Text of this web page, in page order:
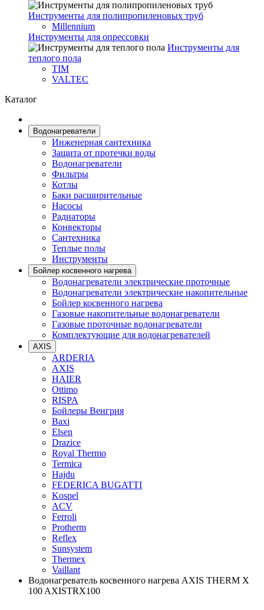
Инструменты для полипропиленовых труб
Millennium
Инструменты для опрессовки
Инструменты для
теплого пола
TIM
VALTEC
Каталог
Водонагреватели
Инженерная сантехника
Защита от протечки воды
Водонагреватели
Фильтры
Котлы
Баки расширительные
Насосы
Радиаторы
Конвекторы
Сантехника
Теплые полы
Инструменты
Бойлер косвенного нагрева
Водонагреватeли электрические проточные
Водонагреватели электрические накопительные
Бойлер косвенного нагрева
Газовые накопительные водонагреватели
Газовые проточные водонагреватели
Комплектующие для водонагревателей
AXIS
ARDERIA
AXIS
HAIER
Ottimo
RISPA
Бойлеры Венгрия
Baxi
Elsen
Drazice
Royal Thermo
Termica
Hajdu
FEDERICA BUGATTI
Kospel
ACV
Ferroli
Protherm
Reflex
Sunsystem
Thermex
Vaillant
Водонагреватель косвенного нагрева AXIS THERM X
100 AXISTRX100